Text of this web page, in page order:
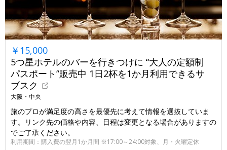
￥15,000
5つ星ホテルのバーを行きつけに “大人の定額制
パスポート”販売中 1日2杯を1か月利用できるサ
ブスク
大阪・中央
旅のプロが満足度の高さを最優先に考えて情報を選抜していま
す。リンク先の価格や内容、日程は変更となる場合がありますの
でご了承ください。
利用期間：購入費の翌月1か月間 ※17:00～24:00対象、月・火曜定休